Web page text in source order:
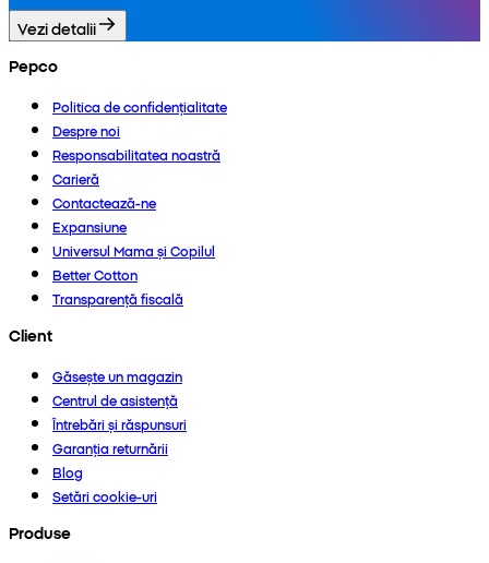
Vezi detalii
Pepco
Politica de confidențialitate
Despre noi
Responsabilitatea noastră
Carieră
Contactează-ne
Expansiune
Universul Mama și Copilul
Better Cotton
Transparență fiscală
Client
Găsește un magazin
Centrul de asistență
Întrebări și răspunsuri
Garanția returnării
Blog
Setări cookie-uri
Produse